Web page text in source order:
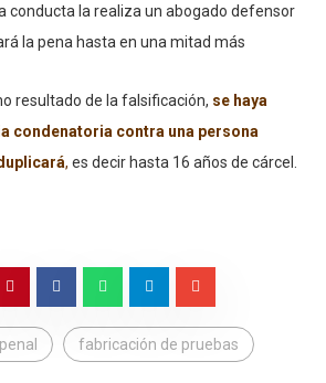
conducta la realiza un abogado defensor
la pena hasta en una mitad más
resultado de la falsificación, se haya
condenatoria contra una persona
, es decir hasta 16 años de cárcel.
fabricación de pruebas